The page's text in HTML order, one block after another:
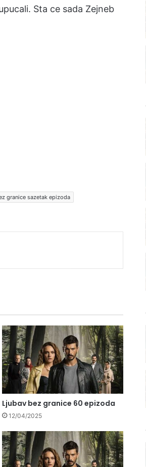
Sta ce sada Zejneb
granice sazetak epizoda
Ljubav bez granice 60 epizoda
12/04/2025